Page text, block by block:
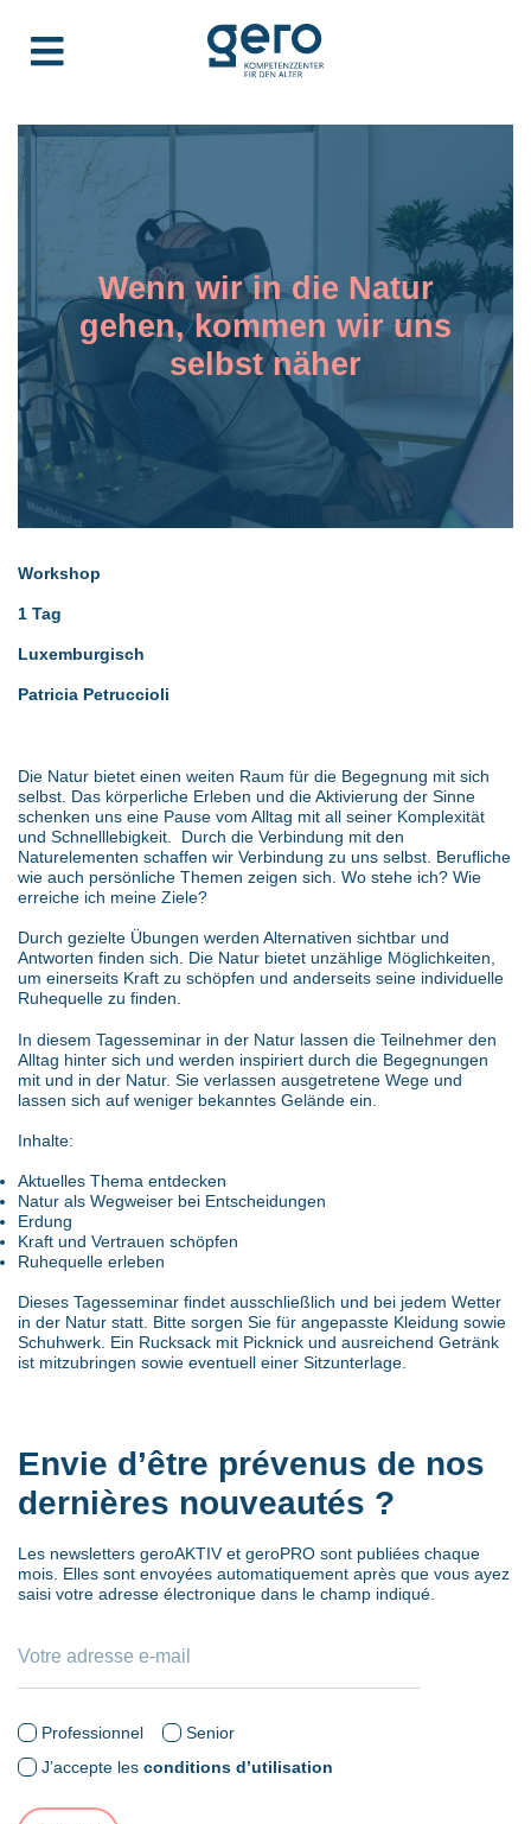
Wenn wir in die Natur
gehen, kommen wir uns
selbst näher
Workshop
1 Tag
Luxemburgisch
Patricia Petruccioli
Die Natur bietet einen weiten Raum für die Begegnung mit sich
selbst. Das körperliche Erleben und die Aktivierung der Sinne
schenken uns eine Pause vom Alltag mit all seiner Komplexität
und Schnelllebigkeit. Durch die Verbindung mit den
Naturelementen schaffen wir Verbindung zu uns selbst. Berufliche
wie auch persönliche Themen zeigen sich. Wo stehe ich? Wie
erreiche ich meine Ziele?
Durch gezielte Übungen werden Alternativen sichtbar und
Antworten finden sich. Die Natur bietet unzählige Möglichkeiten,
um einerseits Kraft zu schöpfen und anderseits seine individuelle
Ruhequelle zu finden.
In diesem Tagesseminar in der Natur lassen die Teilnehmer den
Alltag hinter sich und werden inspiriert durch die Begegnungen
mit und in der Natur. Sie verlassen ausgetretene Wege und
lassen sich auf weniger bekanntes Gelände ein.
Inhalte:
Aktuelles Thema entdecken
Natur als Wegweiser bei Entscheidungen
Erdung
Kraft und Vertrauen schöpfen
Ruhequelle erleben
Dieses Tagesseminar findet ausschließlich und bei jedem Wetter
in der Natur statt. Bitte sorgen Sie für angepasste Kleidung sowie
Schuhwerk. Ein Rucksack mit Picknick und ausreichend Getränk
ist mitzubringen sowie eventuell einer Sitzunterlage.
Envie d’être prévenus de nos
dernières nouveautés ?
Les newsletters geroAKTIV et geroPRO sont publiées chaque
mois. Elles sont envoyées automatiquement après que vous ayez
saisi votre adresse électronique dans le champ indiqué.
Professionnel
Senior
J’accepte les conditions d’utilisation